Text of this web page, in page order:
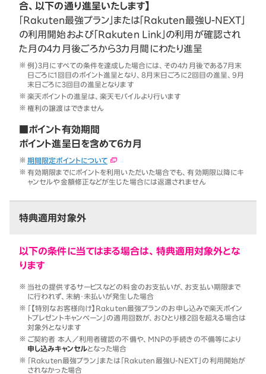
合、以下の通り進呈いたします】
「Rakuten最強プラン」または「Rakuten最強U-NEXT」
の利用開始および「Rakuten Link」の利用が確認され
た月の4カ月後ごろから3カ月間にわたり進呈
例）3月にすべての条件を達成した場合には、その4カ月後である7月末
日ごろに1回目のポイント進呈となり、8月末日ごろに2回目の進呈、9月
末日ごろに3回目の進呈となります
楽天ポイントの進呈は、楽天モバイルより行います
権利の譲渡はできません
■ポイント有効期間
ポイント進呈日を含めて6カ月
期間限定ポイントについて
有効期限までにポイントを利用いただいた場合でも、有効期限以降にキ
ャンセルや金額修正などが生じた場合には返還されません
特典適用対象外
以下の条件に当てはまる場合は、特典適用対象外とな
ります
当社の提供するサービスなどの料金のお支払いが、お支払い期限まで
に行われず、未納・未払いが発生した場合
「【特別なお客様向け】Rakuten最強プランのお申し込みで楽天ポイン
トプレゼントキャンペーン」の適用回数が、おひとり様2回を超える場合は
対象外となります
ご契約者 本人／利用者確認の不備や、MNPの手続きの不備等により
申し込みキャンセルとなった場合
「Rakuten最強プラン」または「Rakuten最強U-NEXT」の利用開始が
されなかった場合